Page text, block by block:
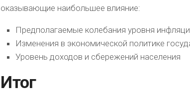
оказывающие наибольшее влияние:
Предполагаемые колебания уровня
Изменения в экономической политике
Уровень доходов и сбережений населения
Итог